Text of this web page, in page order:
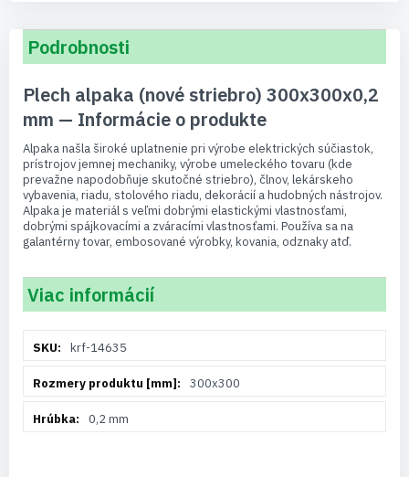
Podrobnosti
Plech alpaka (nové striebro) 300x300x0,2
mm — Informácie o produkte
Alpaka našla široké uplatnenie pri výrobe elektrických súčiastok,
prístrojov jemnej mechaniky, výrobe umeleckého tovaru (kde
prevažne napodobňuje skutočné striebro), člnov, lekárskeho
vybavenia, riadu, stolového riadu, dekorácií a hudobných nástrojov.
Alpaka je materiál s veľmi dobrými elastickými vlastnosťami,
dobrými spájkovacími a zváracími vlastnosťami. Používa sa na
galantérny tovar, embosované výrobky, kovania, odznaky atď.
Viac informácií
informáciíkrf-14635
300x300
0,2 mm